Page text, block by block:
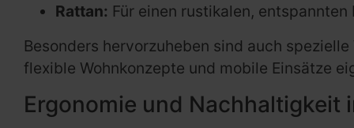
Rattan: Für einen rustikalen,
Besonders hervorzuheben sind auch
flexible Wohnkonzepte und mobile Einsätze
Ergonomie und Nachhaltigkeit